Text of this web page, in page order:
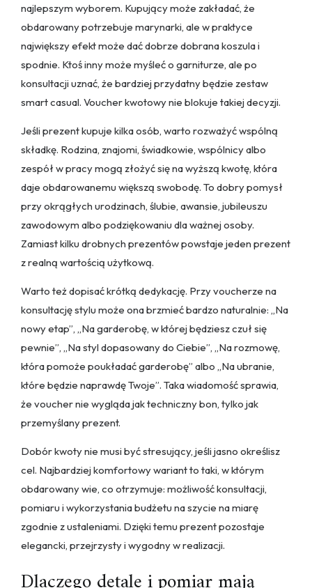
najlepszym wyborem. Kupujący może zakładać, że
obdarowany potrzebuje marynarki, ale w praktyce
największy efekt może dać dobrze dobrana koszula i
spodnie. Ktoś inny może myśleć o garniturze, ale po
konsultacji uznać, że bardziej przydatny będzie zestaw
smart casual. Voucher kwotowy nie blokuje takiej decyzji.
Jeśli prezent kupuje kilka osób, warto rozważyć wspólną
składkę. Rodzina, znajomi, świadkowie, wspólnicy albo
zespół w pracy mogą złożyć się na wyższą kwotę, która
daje obdarowanemu większą swobodę. To dobry pomysł
przy okrągłych urodzinach, ślubie, awansie, jubileuszu
zawodowym albo podziękowaniu dla ważnej osoby.
Zamiast kilku drobnych prezentów powstaje jeden prezent
z realną wartością użytkową.
Warto też dopisać krótką dedykację. Przy voucherze na
konsultację stylu może ona brzmieć bardzo naturalnie: „Na
nowy etap”, „Na garderobę, w której będziesz czuł się
pewnie”, „Na styl dopasowany do Ciebie”, „Na rozmowę,
która pomoże poukładać garderobę” albo „Na ubranie,
które będzie naprawdę Twoje”. Taka wiadomość sprawia,
że voucher nie wygląda jak techniczny bon, tylko jak
przemyślany prezent.
Dobór kwoty nie musi być stresujący, jeśli jasno określisz
cel. Najbardziej komfortowy wariant to taki, w którym
obdarowany wie, co otrzymuje: możliwość konsultacji,
pomiaru i wykorzystania budżetu na szycie na miarę
zgodnie z ustaleniami. Dzięki temu prezent pozostaje
elegancki, przejrzysty i wygodny w realizacji.